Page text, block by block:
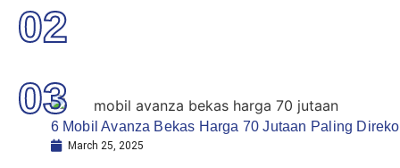
02
6 Mobil Avanza Bekas Harga 70 Jutaan Paling
March 25, 2025
03